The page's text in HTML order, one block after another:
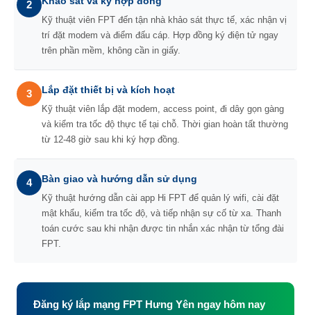
2
Kỹ thuật viên FPT đến tận nhà khảo sát thực tế, xác nhận vị
trí đặt modem và điểm đấu cáp. Hợp đồng ký điện tử ngay
trên phần mềm, không cần in giấy.
3 Lắp đặt thiết bị và kích hoạt
Kỹ thuật viên lắp đặt modem, access point, đi dây gọn gàng
và kiểm tra tốc độ thực tế tại chỗ. Thời gian hoàn tất thường
từ 12-48 giờ sau khi ký hợp đồng.
4 Bàn giao và hướng dẫn sử dụng
Kỹ thuật hướng dẫn cài app Hi FPT để quản lý wifi, cài đặt
mật khẩu, kiểm tra tốc độ, và tiếp nhận sự cố từ xa. Thanh
toán cước sau khi nhận được tin nhắn xác nhận từ tổng đài
FPT.
Đăng ký lắp mạng FPT Hưng Yên ngay hôm nay